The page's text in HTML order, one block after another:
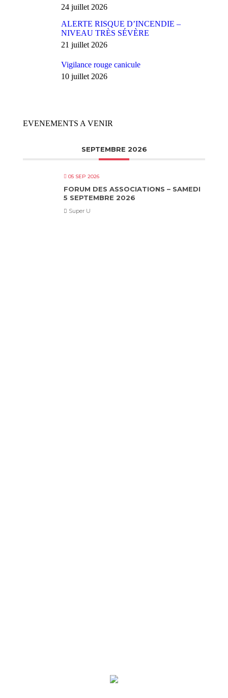
24 juillet 2026
ALERTE RISQUE D’INCENDIE –
NIVEAU TRÈS SÉVÈRE
21 juillet 2026
Vigilance rouge canicule
10 juillet 2026
EVENEMENTS A VENIR
SEPTEMBRE 2026
05 SEP 2026
FORUM DES ASSOCIATIONS – SAMEDI
5 SEPTEMBRE 2026
Super U